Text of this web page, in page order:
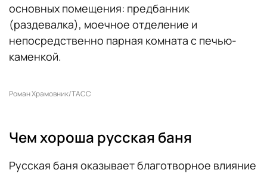
основных помещения: предбанник
(раздевалка), моечное отделение и
непосредственно парная комната с печью-
каменкой.
Роман Храмовник/ТАСС
Чем хороша русская баня
Русская баня оказывает благотворное влияние